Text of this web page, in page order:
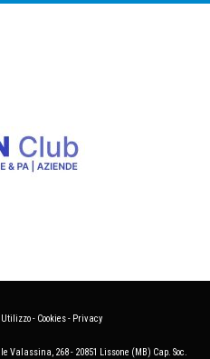
Utilizzo- Cookies- Privacy
Valassina, 268 - 20851 Lissone (MB) Cap. Soc.